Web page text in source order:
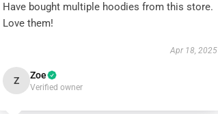
Have bought multiple hoodies from this store.
Love them!
Apr 18, 2025
Z Zoe
Verified owner